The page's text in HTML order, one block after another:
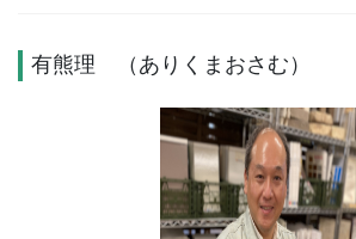
有熊理 （ありくまおさむ）